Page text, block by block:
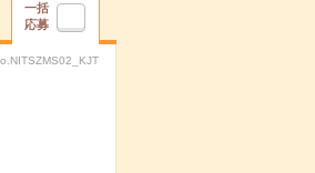
一括
応募